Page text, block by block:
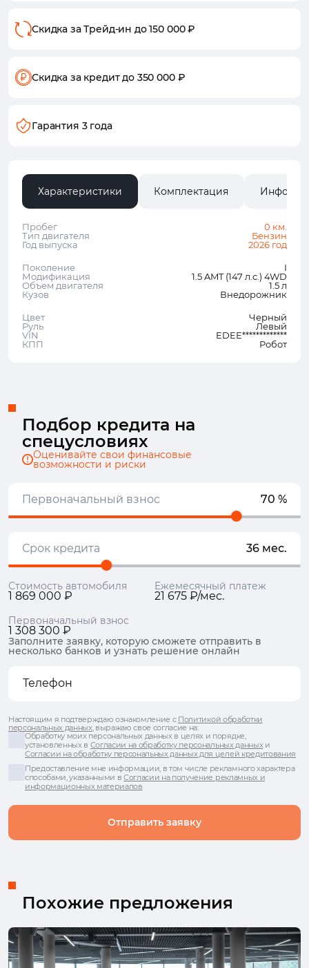
Скидка за Трейд-ин до 150 000 ₽
Скидка за кредитдо 350 000 ₽
Гарантия 3 года
Характеристики Комплектация
Пробег
0 км.
Тип двигателя
Бензин
Год выпуска
2026 год
Поколение
I
Модификация
1.5 AMT (147 л.с.) 4WD
Объем двигателя
1.5 л
Кузов
Внедорожник
Цвет
Черный
Руль
Левый
VIN
EDEE*************
КПП
Робот
Подбор кредита на
спецусловиях
Оценивайте свои финансовые
возможности и риски
Первоначальный взнос 70 %
Срок кредита 36 мес.
Стоимость автомобиля
1 869 000 ₽
Ежемесячный платеж
21 675 ₽/мес.
Первоначальный взнос
1 308 300 ₽
Заполните заявку, которую сможете отправить в
несколько банков и узнать решение онлайн
Отправить заявку
Настоящим я подтверждаю ознакомление с Политикой обработки
персональных данных , выражаю свое согласие на:
Обработку моих персональных данных в целях и порядке,
установленных в Согласии на обработку персональных данных и
Согласии на обработку персональных данных для целей кредитования
Предоставление мне информации, в том числе рекламного характера
способами, указанными вСогласии на получение рекламных и
информационных материалов
Похожие предложения